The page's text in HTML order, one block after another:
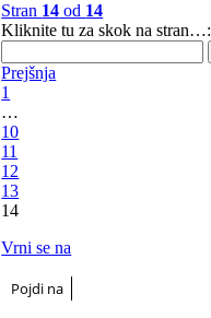
Stran 14 od 14
Kliknite tu za skok na stran…:
Prejšnja
1
…
10
11
12
13
14
Vrni se na
Pojdi na